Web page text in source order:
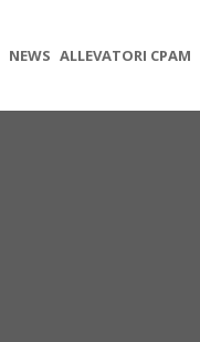
NEWS ALLEVATORI CPAM